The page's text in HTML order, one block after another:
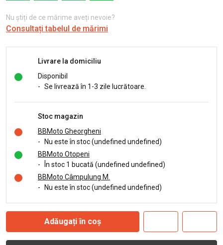
Nu știți de ce mărime aveți nevoie?
Consultați tabelul de mărimi
Livrare la domiciliu
Disponibil
- Se livrează în 1-3 zile lucrătoare.
Stoc magazin
BBMoto Gheorgheni
-
Nu este în stoc (undefined undefined)
BBMoto Otopeni
-
În stoc 1 bucată (undefined undefined)
BBMoto Câmpulung M.
-
Nu este în stoc (undefined undefined)
Adăugați în coș